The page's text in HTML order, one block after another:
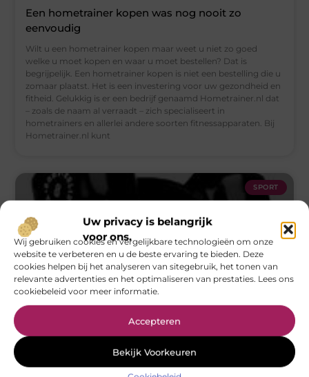
Uw privacy is belangrijk
voor ons.
Wij gebruiken cookies en vergelijkbare technologieën om onze
website te verbeteren en u de beste ervaring te bieden. Deze
cookies helpen bij het analyseren van sitegebruik, het tonen van
relevante advertenties en het optimaliseren van prestaties. Lees ons
cookiebeleid voor meer informatie.
Accepteren
Bekijk Voorkeuren
Een hometrainer kopen was nog nooit zo
eenvoudig
Wilt u een hometrainer kopen maar weet u niet zo goed
welke u moet kopen en waar u moet bestellen? Dat is
begrijpelijk. Een hometrainer kopen is niet een bestelling die u
zomaar plaatst. Het is een investering voor uw gezondheid en
fitheid. Gelukkig is er een bedrijf genaamd Hometrainer.nl dat
– zoals de naam al verraadt – zich specialiseert in
hometrainers en allerlei andere soorten fitnessapparaten. Bij
Hometrainer.nl kunt
SPORT
Dumbbells voor iedere training kun je kopen bij
deze fitnessspecialist
Ben jij momenteel aan het zoeken naar de ideale manier om